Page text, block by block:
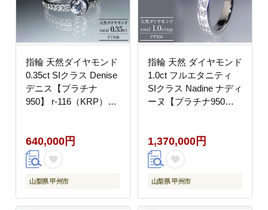
指輪 天然ダイヤモンド
0.35ct SIクラス Denise
デニス【プラチナ
950】 r-116（KRP）
640,000円
山梨県 甲州市
指輪 天然 ダイヤモンド
1.0ct フルエタニティ
SIクラス Nadine ナディ
ーヌ【プラチナ950】r-
1,370,000円
山梨県 甲州市